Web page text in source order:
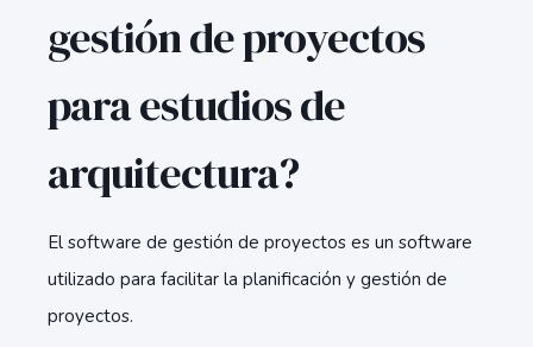
gestión de proyectos
para estudios de
arquitectura?
El software de gestión de proyectos es un software
utilizado para facilitar la planificación y gestión de
proyectos.